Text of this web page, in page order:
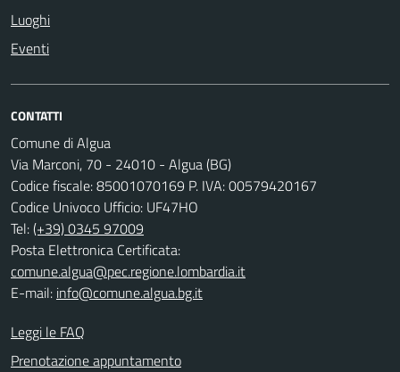
Luoghi
Eventi
CONTATTI
Comune di Algua
Via Marconi, 70 - 24010 - Algua (BG)
Codice fiscale: 85001070169 P. IVA: 00579420167
Codice Univoco Ufficio: UF47HO
Tel:(+39) 0345 97009
Posta Elettronica Certificata:
comune.algua@pec.regione.lombardia.it
E-mail: info@comune.algua.bg.it
Leggi le FAQ
Prenotazione appuntamento